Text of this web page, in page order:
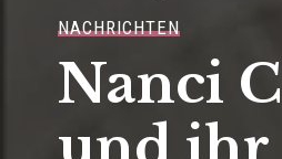
NACHRICHTEN
Nanci